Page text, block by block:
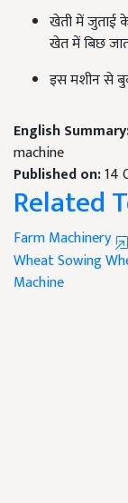
खेती में जुताई
खेत में बिछ
इस मशीन से
English
machine
Published on:14
Related
Farm Machinery
Wheat Sowing
Machine